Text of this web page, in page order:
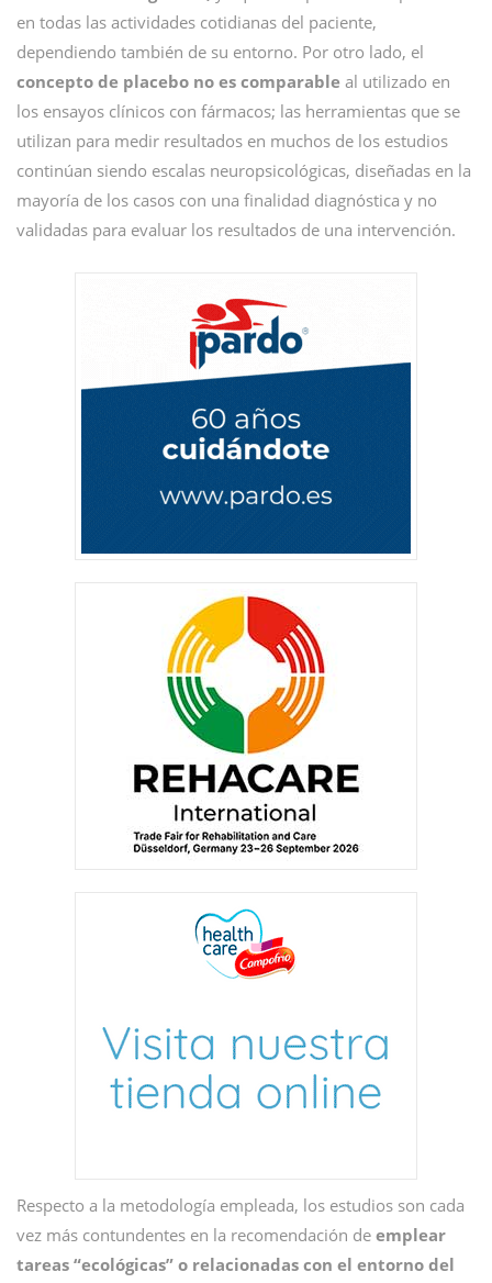
en todas las actividades cotidianas del paciente,
dependiendo también de su entorno. Por otro lado, el
concepto de placebo no es comparable al utilizado en
los ensayos clínicos con fármacos; las herramientas que se
utilizan para medir resultados en muchos de los estudios
continúan siendo escalas neuropsicológicas, diseñadas en la
mayoría de los casos con una finalidad diagnóstica y no
validadas para evaluar los resultados de una intervención.
Respecto a la metodología empleada, los estudios son cada
vez más contundentes en la recomendación de emplear
tareas “ecológicas” o relacionadas con el entorno del